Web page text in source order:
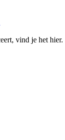
vind je het hier.